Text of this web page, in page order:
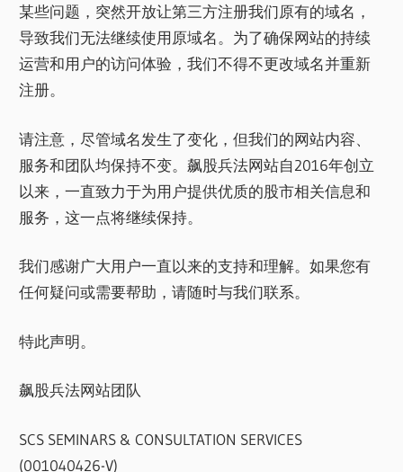
某些问题，突然开放让第三方注册我们原有的域名，
导致我们无法继续使用原域名。为了确保网站的持续
运营和用户的访问体验，我们不得不更改域名并重新
注册。
请注意，尽管域名发生了变化，但我们的网站内容、
服务和团队均保持不变。飙股兵法网站自2016年创立
以来，一直致力于为用户提供优质的股市相关信息和
服务，这一点将继续保持。
我们感谢广大用户一直以来的支持和理解。如果您有
任何疑问或需要帮助，请随时与我们联系。
特此声明。
飙股兵法网站团队
SCS SEMINARS & CONSULTATION SERVICES
(001040426-V)